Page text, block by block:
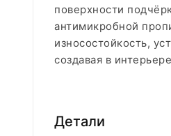
поверхности
антимикробной
износостойкость,
создавая в
Детали